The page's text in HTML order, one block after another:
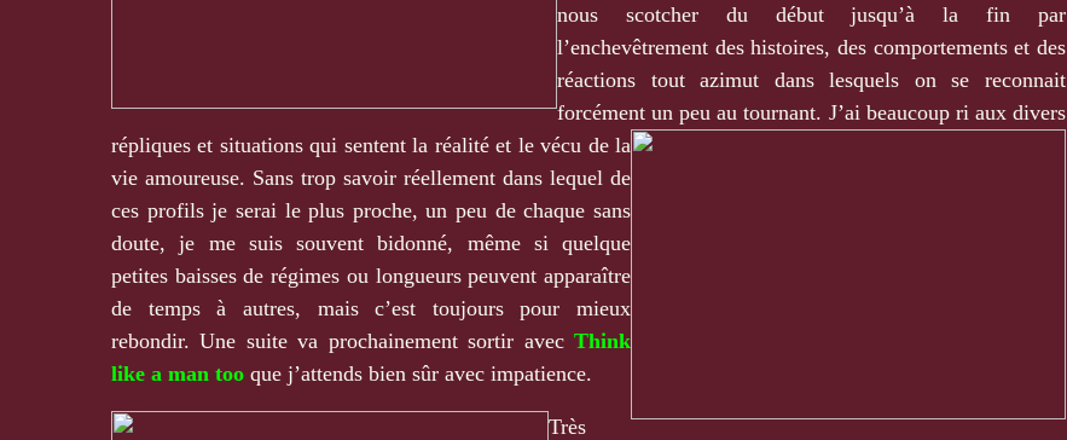
nous scotcher du début jusqu’à la fin par
l’enchevêtrement des histoires, des comportements et des
réactions tout azimut dans lesquels on se reconnait
forcément un peu autournant. J’ai beaucoup ri aux divers
répliques et situations qui sentent la réalité et le vécu de la
vie amoureuse. Sans trop savoir réellement dans lequel de
ces profils je serai le plus proche, un peu de chaque sans
doute, je me suis souvent bidonné, même si quelque
petites baisses de régimes ou longueurs peuvent apparaître
de temps à autres, mais c’est toujours pour mieux
rebondir. Une suite va prochainement sortir avec Think
like a man too que j’attends bien sûr avec impatience.
Très